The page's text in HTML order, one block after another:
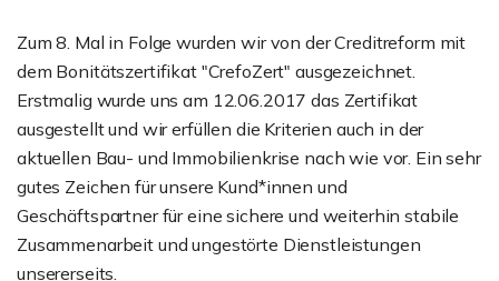
Zum 8. Mal in Folge wurden wir von der Creditreform mit
dem Bonitätszertifikat "CrefoZert" ausgezeichnet.
Erstmalig wurde uns am 12.06.2017 das Zertifikat
ausgestellt und wir erfüllen die Kriterien auch in der
aktuellen Bau- und Immobilienkrise nach wie vor. Ein sehr
gutes Zeichen für unsere Kund*innen und
Geschäftspartner für eine sichere und weiterhin stabile
Zusammenarbeit und ungestörte Dienstleistungen
unsererseits.